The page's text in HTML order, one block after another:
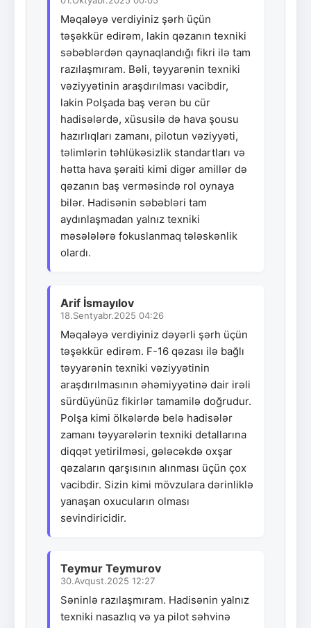
Məqaləyə verdiyiniz şərh üçün
təşəkkür edirəm, lakin qəzanın texniki
səbəblərdən qaynaqlandığı fikri ilə tam
razılaşmıram. Bəli, təyyarənin texniki
vəziyyətinin araşdırılması vacibdir,
lakin Polşada baş verən bu cür
hadisələrdə, xüsusilə də hava şousu
hazırlıqları zamanı, pilotun vəziyyəti,
təlimlərin təhlükəsizlik standartları və
hətta hava şəraiti kimi digər amillər də
qəzanın baş verməsində rol oynaya
bilər. Hadisənin səbəbləri tam
aydınlaşmadan yalnız texniki
məsələlərə fokuslanmaq tələskənlik
olardı.
Arif İsmayılov
18.Sentyabr.2025 04:26
Məqaləyə verdiyiniz dəyərli şərh üçün
təşəkkür edirəm. F-16 qəzası ilə bağlı
təyyarənin texniki vəziyyətinin
araşdırılmasının əhəmiyyətinə dair irəli
sürdüyünüz fikirlər tamamilə doğrudur.
Polşa kimi ölkələrdə belə hadisələr
zamanı təyyarələrin texniki detallarına
diqqət yetirilməsi, gələcəkdə oxşar
qəzaların qarşısının alınması üçün çox
vacibdir. Sizin kimi mövzulara dərinliklə
yanaşan oxucuların olması
sevindiricidir.
Teymur Teymurov
30.Avqust.2025 12:27
Səninlə razılaşmıram. Hadisənin yalnız
texniki nasazlıq və ya pilot səhvinə